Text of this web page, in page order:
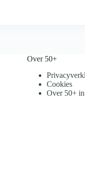
Over 50+
Cookies
Over 50+